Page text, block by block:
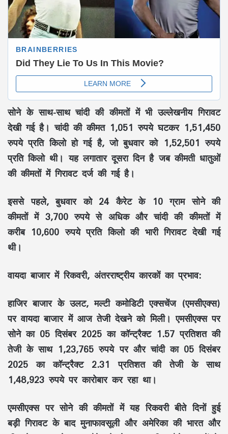
सोने के साथ-साथ चांदी की कीमतों में भी उल्लेखनीय गिरावट
देखी गई है। चांदी की कीमत 1,051 रुपये घटकर 1,51,450
रुपये प्रति किलो हो गई है, जो बुधवार को 1,52,501 रुपये
प्रति किलो थी। यह लगातार दूसरा दिन है जब कीमती धातुओं
की कीमतों में गिरावट दर्ज की गई है।
इससे पहले, बुधवार को 24 कैरेट के 10 ग्राम सोने की
कीमतों में 3,700 रुपये से अधिक और चांदी की कीमतों में
करीब 10,600 रुपये प्रति किलो की भारी गिरावट देखी गई
थी।
वायदा बाजार में रिकवरी, अंतरराष्ट्रीय कारकों का प्रभाव:
हाजिर बाजार के उलट, मल्टी कमोडिटी एक्सचेंज (एमसीएक्स)
पर वायदा बाजार में आज तेजी देखने को मिली। एमसीएक्स पर
सोने का 05 दिसंबर 2025 का कॉन्ट्रैक्ट 1.57 प्रतिशत की
तेजी के साथ 1,23,765 रुपये पर और चांदी का 05 दिसंबर
2025 का कॉन्ट्रैक्ट 2.31 प्रतिशत की तेजी के साथ
1,48,923 रुपये पर कारोबार कर रहा था।
एमसीएक्स पर सोने की कीमतों में यह रिकवरी बीते दिनों हुई
बड़ी गिरावट के बाद मुनाफावसूली और अमेरिका की भारत और